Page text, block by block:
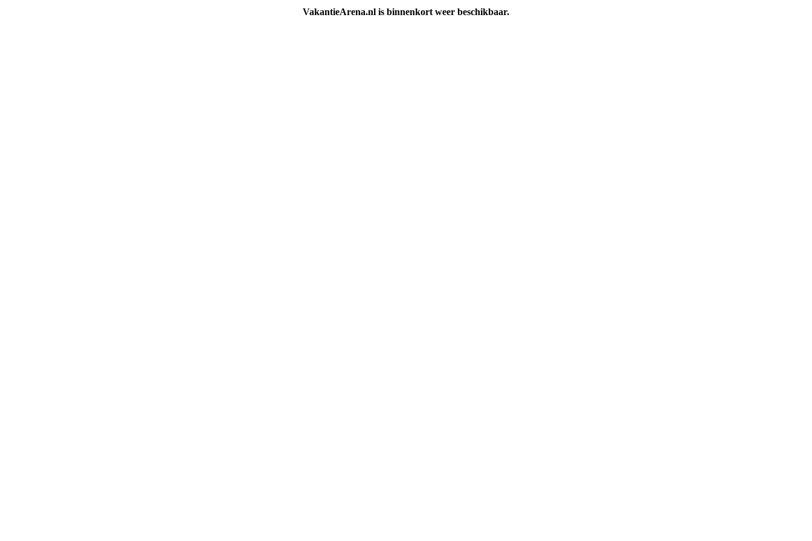
VakantieArena.nl is binnenkort weer beschikbaar.